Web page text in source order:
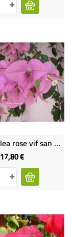
Bougainvillea rose vif san diego
17,80 €Prix